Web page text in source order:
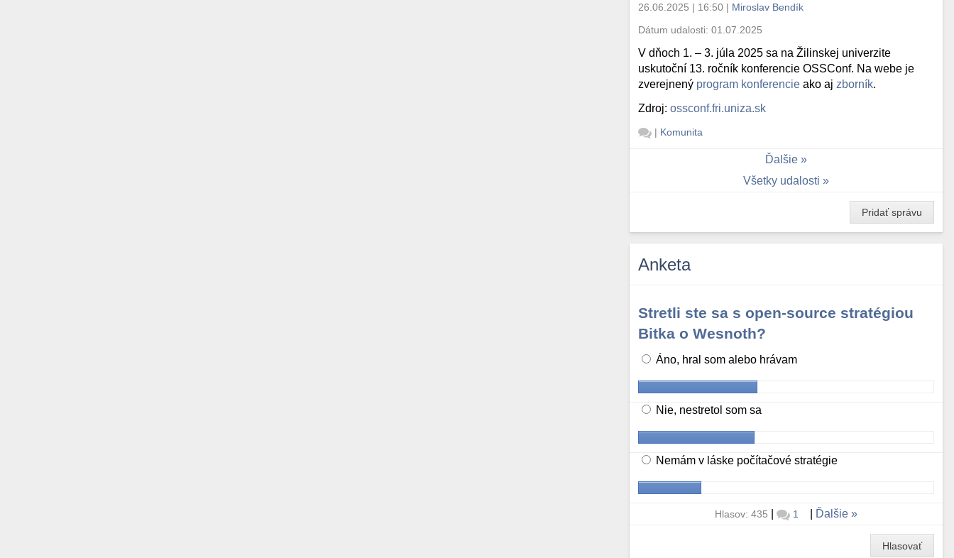
26.06.2025 | 16:50 | Miroslav Bendík
Dátum udalosti:01.07.2025
V dňoch 1. – 3. júla 2025 sa na Žilinskej univerzite
uskutoční 13. ročník konferencie OSSConf. Na webe je
zverejnený program konferencie ako aj zborník.
Zdroj:ossconf.fri.uniza.sk
| Komunita
Ďalšie
Všetky udalosti
Pridať správu
Anketa
Stretli ste sa s open-source stratégiou
Bitka o Wesnoth?
Áno, hral som alebo hrávam
Nie, nestretol som sa
Nemám v láske počítačové stratégie
Hlasov: 435 | 1 Ďalšie
Hlasovať